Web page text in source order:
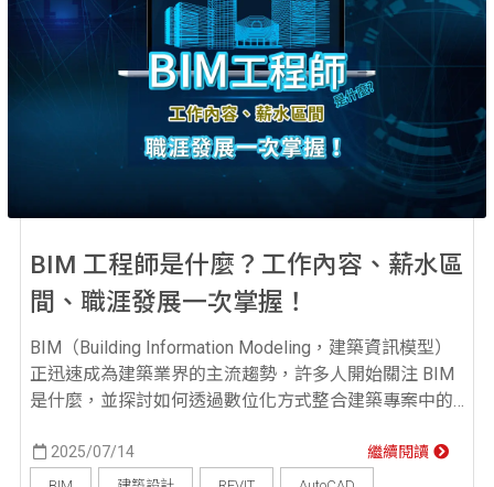
BIM 工程師是什麼？工作內容、薪水區
間、職涯發展一次掌握！
BIM（Building Information Modeling，建築資訊模型）
正迅速成為建築業界的主流趨勢，許多人開始關注 BIM
是什麼，並探討如何透過數位化方式整合建築專案中的
本文將帶你深入了解 BIM 的核心概念與應用場景，並探
討作為 BIM 工程師的職涯發展機會與技能需求，最後也
2025/07/14 繼續閱讀